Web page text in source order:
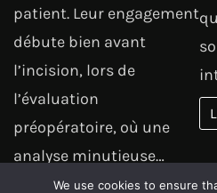
patient. Leur engagement
débute bien avant
l’incision, lors de
l’évaluation
préopératoire, où une
analyse minutieuse…
We use cookies to ensure